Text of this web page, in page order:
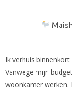
Ik verhuis
Vanwege mijn
woonkamer werken.